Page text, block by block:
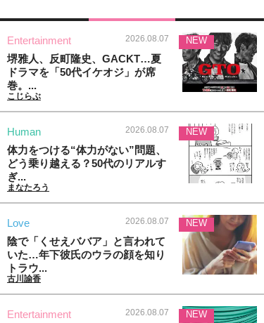
Entertainment 2026.08.07
堺雅人、反町隆史、GACKT…夏
ドラマを「50代イケオジ」が席
巻。...
こじらぶ
NEW
Human 2026.08.07
体力をつける“体力がない”問題、
どう乗り越える？50代のリアルす
ぎ...
まなたろう
NEW
Love 2026.08.07
陰で「くせえババア」と言われて
いた…年下彼氏のウラの顔を知り
トラウ...
古川諭香
NEW
Entertainment 2026.08.07 NEW